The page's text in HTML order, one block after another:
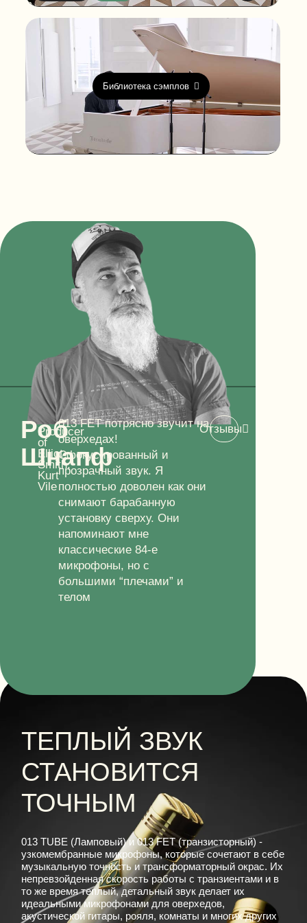
Библиотека сэмплов
Роб
Шнапф
Producer
of
Elliot
Smith,
Kurt
Vile
013 FET потрясно звучит на
оверхедах!
Сфокусированный и
прозрачный звук. Я
полностью доволен как они
снимают барабанную
установку сверху. Они
напоминают мне
классические 84-е
микрофоны, но с
большими “плечами” и
телом
Отзывы
ТЕПЛЫЙ ЗВУК
СТАНОВИТСЯ
ТОЧНЫМ
013 TUBE (Ламповый) и 013 FET (транзисторный) -
узкомембранные микрофоны, которые сочетают в себе
музыкальную точность и трансформаторный окрас. Их
непревзойденная скорость работы с транзиентами и в
то же время теплый, детальный звук делает их
идеальными микрофонами для оверхедов,
акустической гитары, рояля, комнаты и многих других